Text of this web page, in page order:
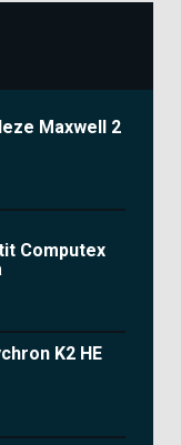
Maxwell 2
Computex
K2 HE